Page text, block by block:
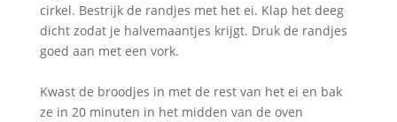
cirkel. Bestrijk de randjes met het ei. Klap het deeg
dicht zodat je halvemaantjes krijgt. Druk de randjes
goed aan met een vork.
Kwast de broodjes in met de rest van het ei en bak
ze in 20 minuten in het midden van de oven